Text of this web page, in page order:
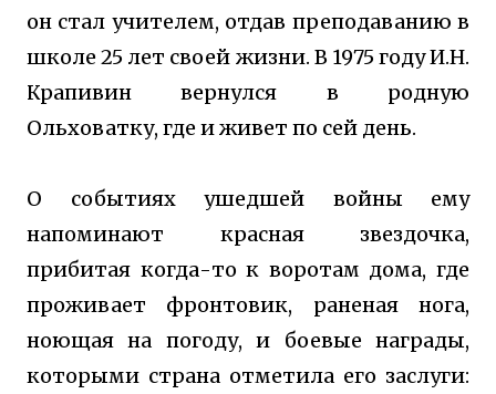
он стал учителем, отдав преподаванию в
школе 25 лет своей жизни. В 1975 году И.Н.
Крапивин вернулся в родную
Ольховатку, где и живет по сей день.
О событиях ушедшей войны ему
напоминают красная звездочка,
прибитая когда-то к воротам дома, где
проживает фронтовик, раненая нога,
ноющая на погоду, и боевые награды,
которыми страна отметила его заслуги: